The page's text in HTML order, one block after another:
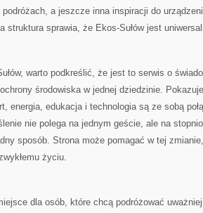
a jeszcze inna inspiracji do
struktura sprawia, że Ekos-Sułów jest
warto podkreślić, że jest to serwis o
środowiska w jednej dziedzinie.
energia, edukacja i technologia są ze sobą
nie polega na jednym geście, ale na
sposób. Strona może pomagać w tej
życiu.
dla osób, które chcą podróżować